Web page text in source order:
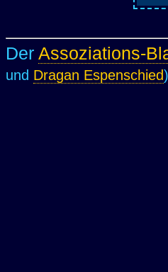
Der Assoziations-
und Dragan Espenschied)